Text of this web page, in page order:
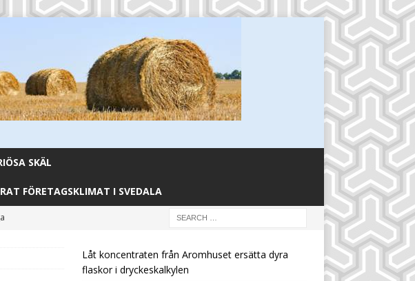
SKÄL
FÖRETAGSKLIMAT I SVEDALA
Låt koncentraten från Aromhuset ersätta dyra
flaskor i dryckeskalkylen